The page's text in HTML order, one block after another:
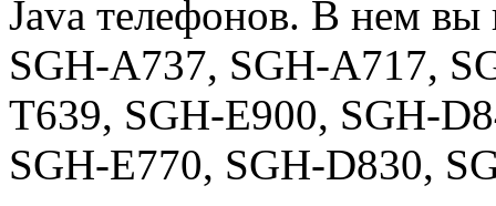
Java телефонов. В нем вы
SGH-A737, SGH-A717,
T639, SGH-E900, SGH-
SGH-E770, SGH-D830,